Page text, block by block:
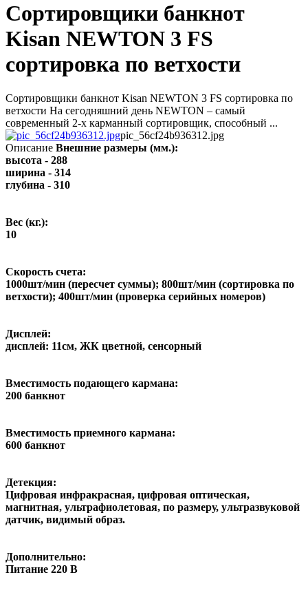
Сортировщики банкнот
Kisan NEWTON 3 FS
сортировка по ветхости
Сортировщики банкнот Kisan NEWTON 3 FS сортировка по
ветхости На сегодняшний день NEWTON – самый
современный 2-х карманный сортировщик, способный ...
pic_56cf24b936312.jpg
Описание Внешние размеры (мм.):
высота - 288
ширина - 314
глубина - 310
Вес (кг.):
10
Скорость счета:
1000шт/мин (пересчет суммы); 800шт/мин (сортировка по
ветхости); 400шт/мин (проверка серийных номеров)
Дисплей:
дисплей: 11см, ЖК цветной, сенсорный
Вместимость подающего кармана:
200 банкнот
Вместимость приемного кармана:
600 банкнот
Детекция:
Цифровая инфракрасная, цифровая оптическая,
магнитная, ультрафиолетовая, по размеру, ультразвуковой
датчик, видимый образ.
Дополнительно:
Питание 220 В